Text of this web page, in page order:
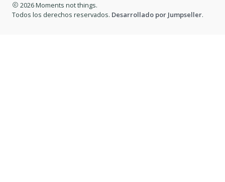
2026 Moments not things.
Todos los derechos reservados. Desarrollado por Jumpseller.